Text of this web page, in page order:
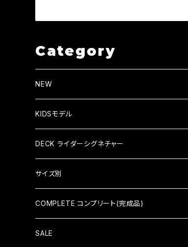
Category
NEW
KIDSモデル
KID'S COMPLETE キッズコンプリート
KID'S DECK キッズデッキ
DECK ライダーシグネチャー
HIROKI SAEGUSA (三枝博貴)
HIDEAKI HAYASHI（林秀晃）
TATSUMA TAMANO（玉野辰磨）
サイズ別
7×28（KID'S）
7.375×29.4（KID'S）
COMPLETE コンプリート(完成品)
COMPLETE コンプリート
SALE